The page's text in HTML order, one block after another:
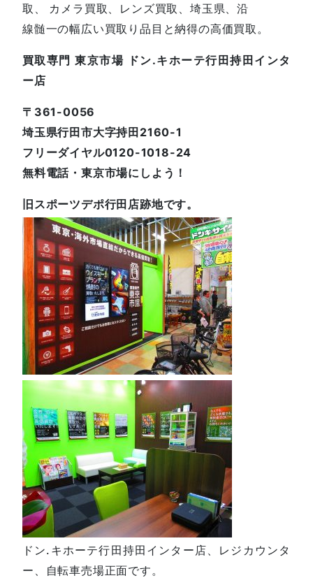
取、 カメラ買取、レンズ買取、埼玉県、沿
線髄一の幅広い買取り品目と納得の高価買取。
買取専門 東京市場 ドン.キホーテ行田持田インタ
ー店
〒361-0056
埼玉県行田市大字持田2160-1
フリーダイヤル0120-1018-24
無料電話・東京市場にしよう！
旧スポーツデポ行田店跡地です。
ドン.キホーテ行田持田インター店、レジカウンタ
ー、自転車売場正面です。